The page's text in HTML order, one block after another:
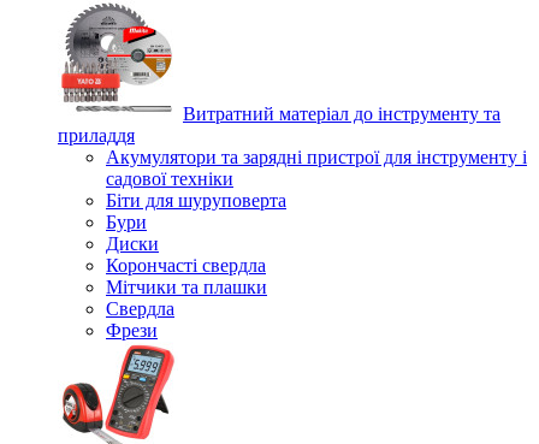
Витратний матеріал до інструменту та
приладдя
Акумулятори та зарядні пристрої для інструменту і
садової техніки
Біти для шуруповерта
Бури
Диски
Корончасті свердла
Мітчики та плашки
Свердла
Фрези